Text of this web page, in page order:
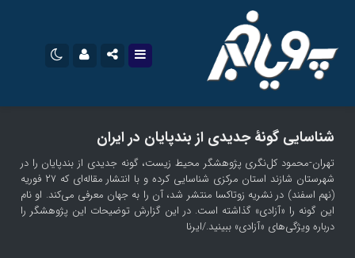
ایتا
آپارات
اپلیکیشن رمز عبور
شناسایی گونۀ جدیدی از بندپایان در ایران
تهران-محمود کل‌نگری پژوهشگر محیط زیست، گونه جدیدی از بندپایان را در
شهرستان شازند استان مرکزی شناسایی کرده و با انتشار مقاله‌ای که ۲۷ فوریه
(نهم اسفند) در نشریه زوتاکسا منتشر شد، آن را به جهان معرفی می‌کند. او نام
این گونه را «آزادی» گذاشته است. در این گزارش توضیحات این پژوهشگر را
درباره ویژگی‌های «آزادی» ببینید./ایرنا